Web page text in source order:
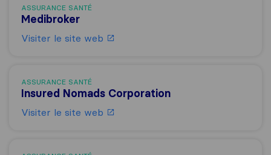
ASSURANCE SANTÉ
Medibroker
Visiter le site web
ASSURANCE SANTÉ
Insured Nomads Corporation
Visiter le site web